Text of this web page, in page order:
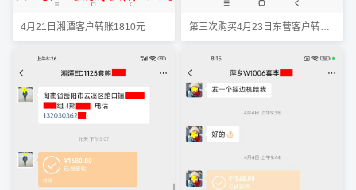
4月21日湘潭客户转账1810元 第三次购买4月23日东营客户转账1568元